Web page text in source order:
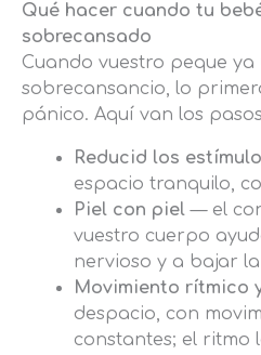
Qué hacer cuando tu
sobrecansado
Cuando vuestro peque
sobrecansancio, lo
pánico. Aquí van los
Reducid los
espacio tranquilo,
Piel con piel — el
vuestro cuerpo
nervioso y a bajar
Movimiento rítmico
despacio, con
constantes; el ritmo